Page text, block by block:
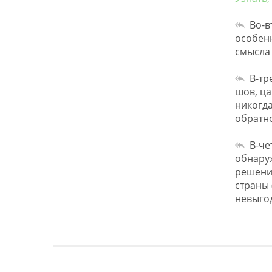
Во-
смысла
В-
шов,
В-